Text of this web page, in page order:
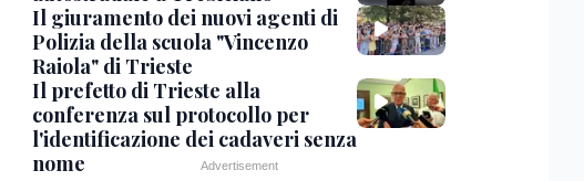
Il giuramento dei nuovi agenti di
Polizia della scuola "Vincenzo
Raiola" di Trieste
Il prefetto di Trieste alla
conferenza sul protocollo per
l'identificazione dei cadaveri senza
nome